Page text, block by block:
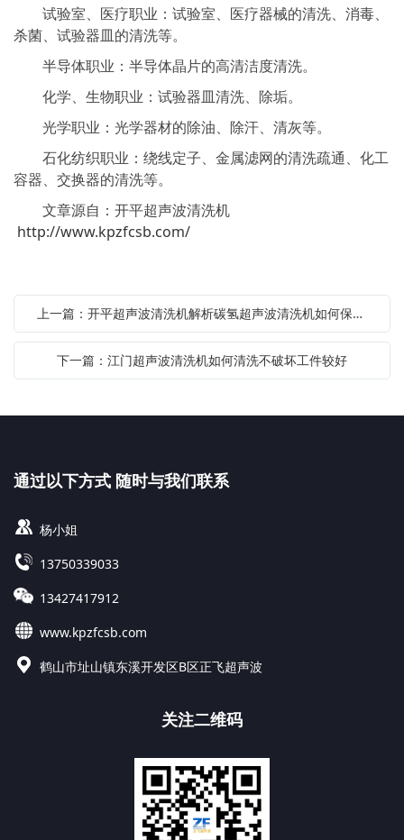
试验室、医疗职业：试验室、医疗器械的清洗、消毒、
杀菌、试验器皿的清洗等。
半导体职业：半导体晶片的高清洁度清洗。
化学、生物职业：试验器皿清洗、除垢。
光学职业：光学器材的除油、除汗、清灰等。
石化纺织职业：绕线定子、金属滤网的清洗疏通、化工
容器、交换器的清洗等。
文章源自：开平超声波清洗机
http://www.kpzfcsb.com/
上一篇：开平超声波清洗机解析碳氢超声波清洗机如何保养较好
下一篇：江门超声波清洗机如何清洗不破坏工件较好
通过以下方式 随时与我们联系
杨小姐
13750339033
13427417912
www.kpzfcsb.com
鹤山市址山镇东溪开发区B区正飞超声波
关注二维码